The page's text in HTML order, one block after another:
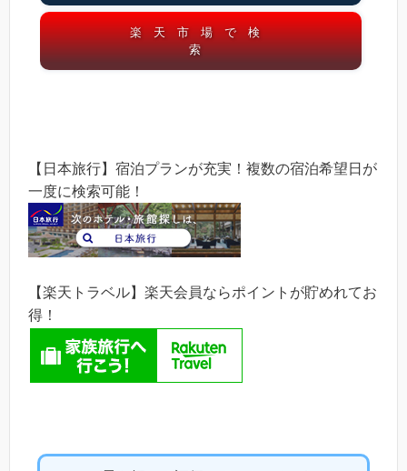
楽天市場で検
索
【日本旅行】宿泊プランが充実！複数の宿泊希望日が
一度に検索可能！
【楽天トラベル】楽天会員ならポイントが貯めれてお
得！